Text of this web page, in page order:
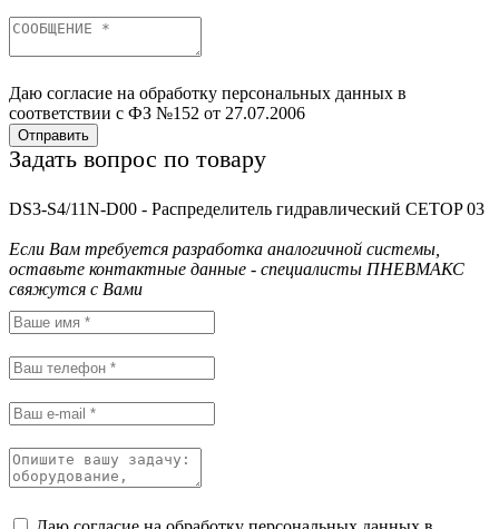
Даю согласие на обработку персональных данных в
соответствии с ФЗ №152 от 27.07.2006
Отправить
Задать вопрос по товару
DS3-S4/11N-D00 - Распределитель гидравлический CETOP 03
Если Вам требуется разработка аналогичной системы,
оставьте контактные данные - специалисты ПНЕВМАКС
свяжутся с Вами